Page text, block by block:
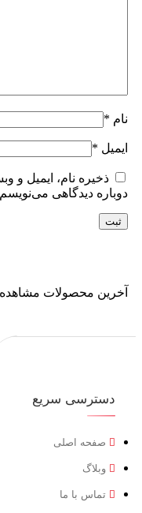
نام *
ایمیل *
ذخیره نام، ایمیل و
دوباره دیدگاهی
آخرین محصولات
دسترسی سریع
صفحه اصلی
وبلاگ
تماس با ما